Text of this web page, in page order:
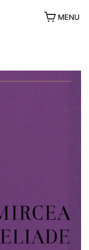
MENU
AWARDS
OTHER FORMATS